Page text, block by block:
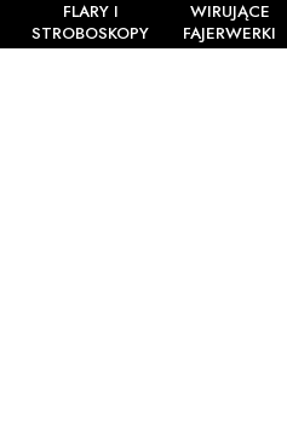
FLARY I
STROBOSKOPY
WIRUJĄCE
FAJERWERKI